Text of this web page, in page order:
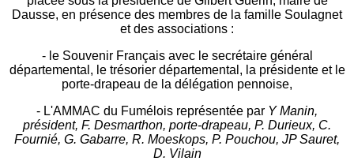
Dausse, en présence des membres de la famille Soulagnet
et des associations :
- le Souvenir Français avec le secrétaire général
départemental, le trésorier départemental, la présidente et le
porte-drapeau de la délégation pennoise,
- L'AMMAC du Fumélois représentée par Y Manin,
président, F. Desmarthon, porte-drapeau, P. Durieux, C.
Fournié, G. Gabarre, R. Moeskops, P. Pouchou, JP Sauret,
D. Vilain